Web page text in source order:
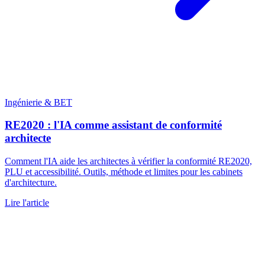
Ingénierie & BET
RE2020 : l'IA comme assistant de conformité
architecte
Comment l'IA aide les architectes à vérifier la conformité RE2020,
PLU et accessibilité. Outils, méthode et limites pour les cabinets
d'architecture.
Lire l'article